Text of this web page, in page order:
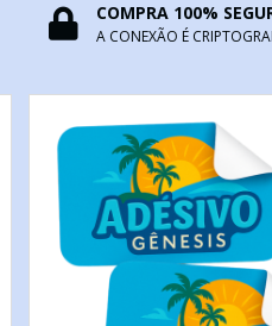
COMPRA 100%
A CONEXÃO É